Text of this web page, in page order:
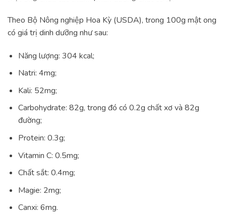
Theo Bộ Nông nghiệp Hoa Kỳ (USDA), trong 100g mật ong
có giá trị dinh dưỡng như sau:
Năng lượng: 304 kcal;
Natri: 4mg;
Kali: 52mg;
Carbohydrate: 82g, trong đó có 0.2g chất xơ và 82g
đường;
Protein: 0.3g;
Vitamin C: 0.5mg;
Chất sắt: 0.4mg;
Magie: 2mg;
Canxi: 6mg.